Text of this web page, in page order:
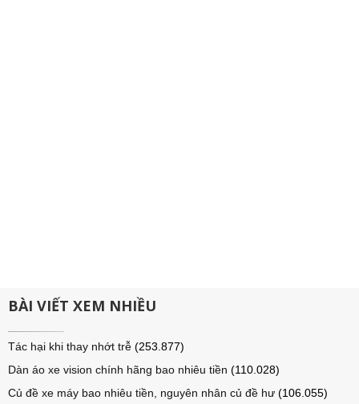
BÀI VIẾT XEM NHIỀU
Tác hại khi thay nhớt trễ (253.877)
Dàn áo xe vision chính hãng bao nhiêu tiền (110.028)
Củ đề xe máy bao nhiêu tiền, nguyên nhân củ đề hư (106.055)